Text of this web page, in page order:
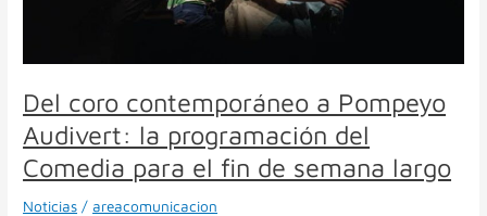
Del coro contemporáneo a Pompeyo
Audivert: la programación del
Comedia para el fin de semana largo
Noticias / areacomunicacion
Comedia
el
fin
de
semana